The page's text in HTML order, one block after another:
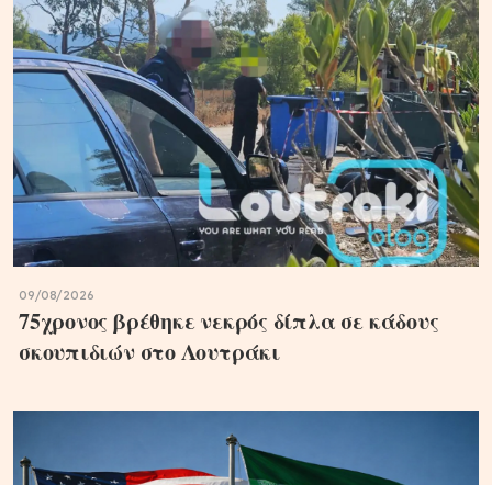
09/08/2026
75χρονος βρέθηκε νεκρός δίπλα σε κάδους
σκουπιδιών στο Λουτράκι